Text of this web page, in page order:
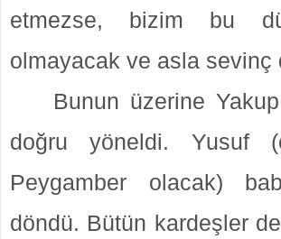
etmezse, bizim bu
olmayacak ve asla sevinç
Bunun üzerine
doğru yöneldi. Yusuf
Peygamber olacak)
döndü. Bütün kardeşler